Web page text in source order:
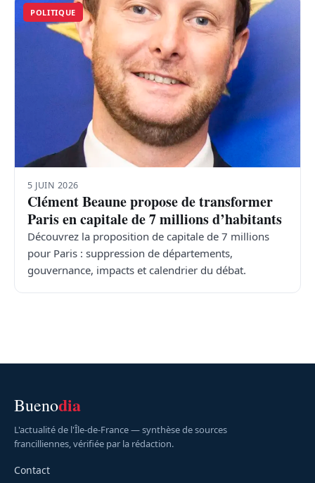
POLITIQUE
5 JUIN 2026
Clément Beaune propose de transformer
Paris en capitale de 7 millions d’habitants
Découvrez la proposition de capitale de 7 millions
pour Paris : suppression de départements,
gouvernance, impacts et calendrier du débat.
Buenodia
L'actualité de l'Île-de-France — synthèse de sources
francilliennes, vérifiée par la rédaction.
Contact